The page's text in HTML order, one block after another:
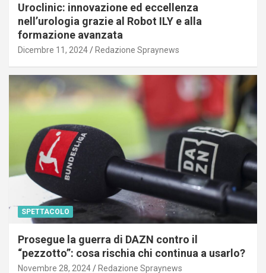
Uroclinic: innovazione ed eccellenza
nell’urologia grazie al Robot ILY e alla
formazione avanzata
Dicembre 11, 2024 Redazione Spraynews
SPETTACOLO
Prosegue la guerra di DAZN contro il
“pezzotto”: cosa rischia chi continua a usarlo?
Novembre 28, 2024 Redazione Spraynews